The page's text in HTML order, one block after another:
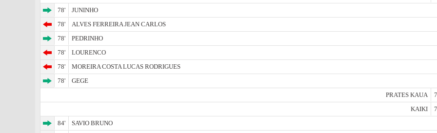
78'
JUNINHO
78'
ALVES FERREIRA JEAN CARLOS
78'
PEDRINHO
78'
LOURENCO
78'
MOREIRA COSTA LUCAS RODRIGUES
78'
GEGE
PRATES KAUA
KAIKI
84'
SAVIO BRUNO